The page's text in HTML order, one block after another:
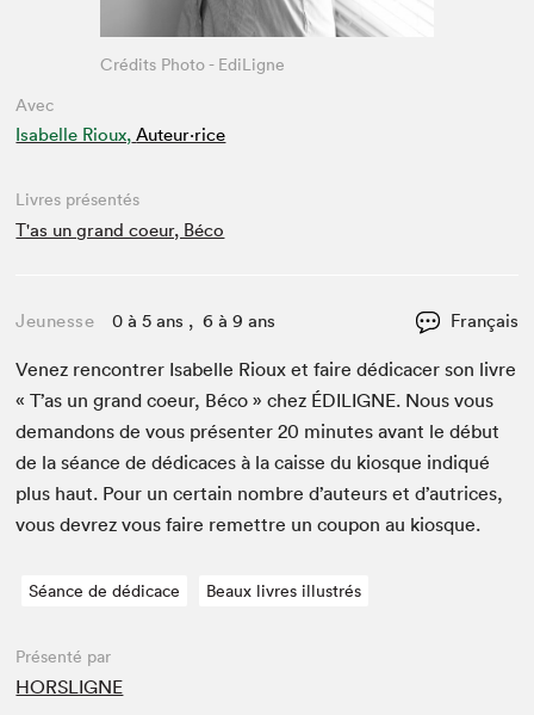
Avec
Isabelle Rioux, Auteur·rice
Crédits Photo - EdiLigne
Livres présentés
T'as un grand coeur, Béco
Jeunesse 0 à 5 ans , 6 à 9 ans Français
Venez ren­con­tr­er Isabelle Rioux et faire dédi­cac­er son livre
« T’as un grand coeur, Béco » chez ÉDILIGNE. Nous vous
deman­dons de vous présen­ter20 min­utes avant le début
de la séance de dédi­caces à la caisse du kiosque indiqué
plus haut. Pour un cer­tain nom­bre d’auteurs et d’autrices,
vous devrez vous faire remet­tre un coupon au kiosque.
Séance de dédicace Beaux livres illustrés
Présenté par
HORSLIGNE